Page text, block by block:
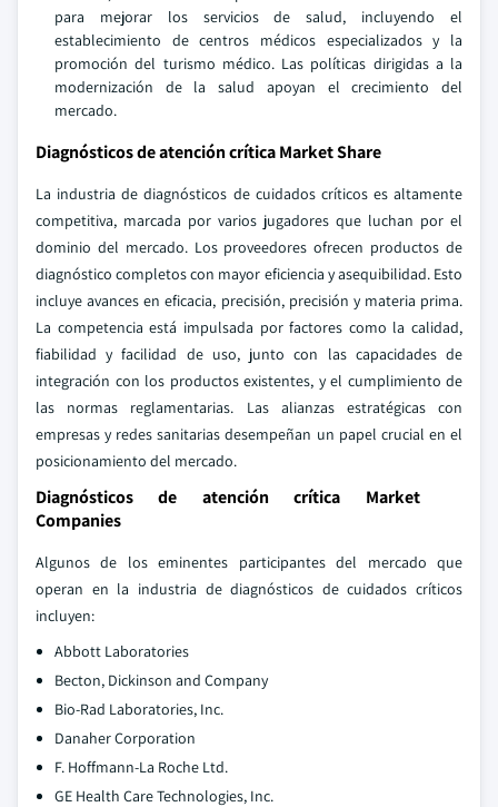
para mejorar los servicios de salud, incluyendo el
establecimiento de centros médicos especializados y la
promoción del turismo médico. Las políticas dirigidas a la
modernización de la salud apoyan el crecimiento del
mercado.
Diagnósticos de atención crítica Market Share
La industria de diagnósticos de cuidados críticos es altamente
competitiva, marcada por varios jugadores que luchan por el
dominio del mercado. Los proveedores ofrecen productos de
diagnóstico completos con mayor eficiencia y asequibilidad. Esto
incluye avances en eficacia, precisión, precisión y materia prima.
La competencia está impulsada por factores como la calidad,
fiabilidad y facilidad de uso, junto con las capacidades de
integración con los productos existentes, y el cumplimiento de
las normas reglamentarias. Las alianzas estratégicas con
empresas y redes sanitarias desempeñan un papel crucial en el
posicionamiento del mercado.
Diagnósticos de atención crítica Market
Companies
Algunos de los eminentes participantes del mercado que
operan en la industria de diagnósticos de cuidados críticos
incluyen:
Abbott Laboratories
Becton, Dickinson and Company
Bio-Rad Laboratories, Inc.
Danaher Corporation
F. Hoffmann-La Roche Ltd.
GE Health Care Technologies, Inc.